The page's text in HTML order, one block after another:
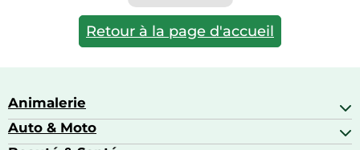
Retour à la page d'accueil
Animalerie
Abris pour animaux sauvages
Auto & Moto